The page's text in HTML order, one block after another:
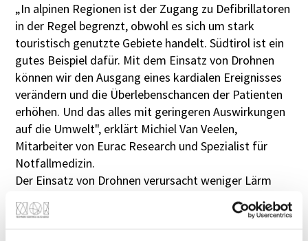
„In alpinen Regionen ist der Zugang zu Defibrillatoren
in der Regel begrenzt, obwohl es sich um stark
touristisch genutzte Gebiete handelt. Südtirol ist ein
gutes Beispiel dafür. Mit dem Einsatz von Drohnen
können wir den Ausgang eines kardialen Ereignisses
verändern und die Überlebenschancen der Patienten
erhöhen. Und das alles mit geringeren Auswirkungen
auf die Umwelt", erklärt Michiel Van Veelen,
Mitarbeiter von Eurac Research und Spezialist für
Notfallmedizin.
Der Einsatz von Drohnen verursacht weniger Lärm
und Luftverschmutzung, benötigt weniger Personal
und reduziert so die Risikoexposition für die
Rettungskräfte ebenso wie den Treibstoffverbrauch.